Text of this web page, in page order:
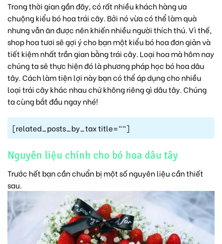
Trong thời gian gần đây, có rất nhiều khách hàng ưa
chuộng kiểu bó hoa trái cây. Bởi nó vừa có thể làm quà
nhưng vẫn ăn được nên khiến nhiều người thích thú. Vì thế,
shop hoa tươi sẽ gợi ý cho bạn một kiểu bó hoa đơn giản và
tiết kiệm nhất trần gian bằng trái cây. Loại hoa mà hôm nay
chúng ta sẽ thực hiện đó là phương pháp học bó hoa dâu
tây. Cách làm tiện lợi này bạn có thể áp dụng cho nhiều
loại trái cây khác nhau chứ không riêng gì dâu tây. Chúng
ta cùng bắt đầu ngay nhé!
[related_posts_by_tax title=""]
Nguyên liệu chính cho bó hoa dâu tây
Trước hết bạn cần chuẩn bị một số nguyên liệu cần thiết
sau.